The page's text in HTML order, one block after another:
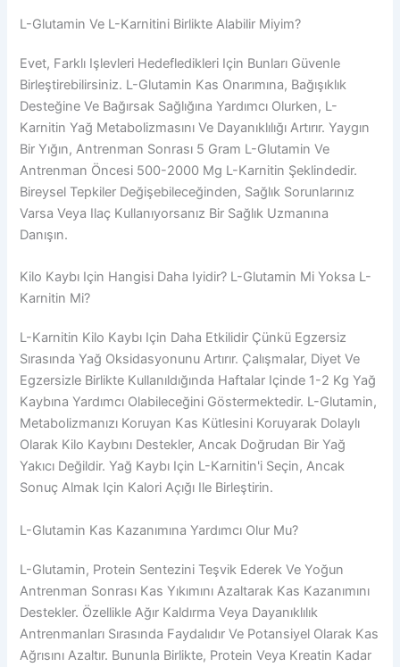
L-Glutamin Ve L-Karnitini Birlikte Alabilir Miyim?
Evet, Farklı Işlevleri Hedefledikleri Için Bunları Güvenle
Birleştirebilirsiniz. L-Glutamin Kas Onarımına, Bağışıklık
Desteğine Ve Bağırsak Sağlığına Yardımcı Olurken, L-
Karnitin Yağ Metabolizmasını Ve Dayanıklılığı Artırır. Yaygın
Bir Yığın, Antrenman Sonrası 5 Gram L-Glutamin Ve
Antrenman Öncesi 500-2000 Mg L-Karnitin Şeklindedir.
Bireysel Tepkiler Değişebileceğinden, Sağlık Sorunlarınız
Varsa Veya Ilaç Kullanıyorsanız Bir Sağlık Uzmanına
Danışın.
Kilo Kaybı Için Hangisi Daha Iyidir? L-Glutamin Mi Yoksa L-
Karnitin Mi?
L-Karnitin Kilo Kaybı Için Daha Etkilidir Çünkü Egzersiz
Sırasında Yağ Oksidasyonunu Artırır. Çalışmalar, Diyet Ve
Egzersizle Birlikte Kullanıldığında Haftalar Içinde 1-2 Kg Yağ
Kaybına Yardımcı Olabileceğini Göstermektedir. L-Glutamin,
Metabolizmanızı Koruyan Kas Kütlesini Koruyarak Dolaylı
Olarak Kilo Kaybını Destekler, Ancak Doğrudan Bir Yağ
Yakıcı Değildir. Yağ Kaybı Için L-Karnitin'i Seçin, Ancak
Sonuç Almak Için Kalori Açığı Ile Birleştirin.
L-Glutamin Kas Kazanımına Yardımcı Olur Mu?
L-Glutamin, Protein Sentezini Teşvik Ederek Ve Yoğun
Antrenman Sonrası Kas Yıkımını Azaltarak Kas Kazanımını
Destekler. Özellikle Ağır Kaldırma Veya Dayanıklılık
Antrenmanları Sırasında Faydalıdır Ve Potansiyel Olarak Kas
Ağrısını Azaltır. Bununla Birlikte, Protein Veya Kreatin Kadar